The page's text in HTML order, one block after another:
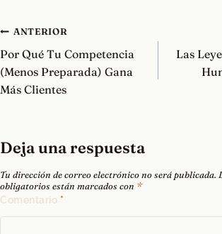
Navegación
de
entradas
ANTERIOR
Por Qué Tu Competencia
(Menos Preparada) Gana
Más Clientes
Las
Deja una respuesta
Tu dirección de correo electrónico no será publicada.
obligatorios están marcados con *
Comentario *